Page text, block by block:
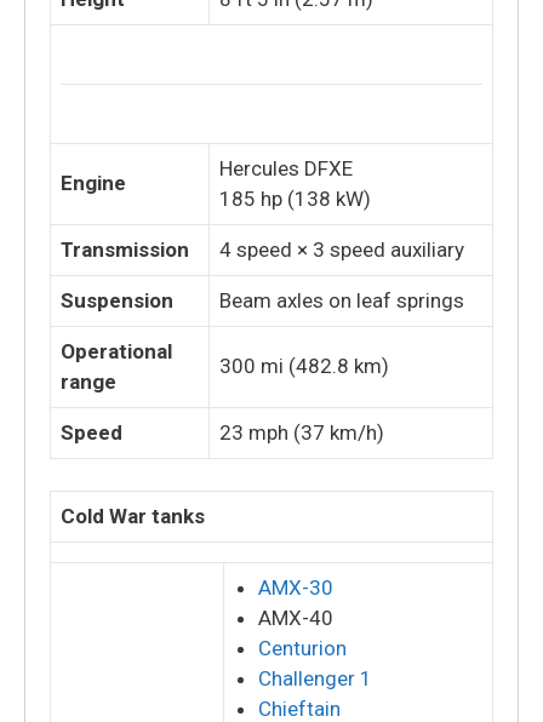
Engine
Hercules DFXE
185 hp (138 kW)
Transmission 4 speed × 3 speed auxiliary
Suspension Beam axles on leaf springs
Operational
range
300 mi (482.8 km)
Speed 23 mph (37 km/h)
Cold War tanks
AMX-30
AMX-40
Centurion
Challenger 1
Chieftain